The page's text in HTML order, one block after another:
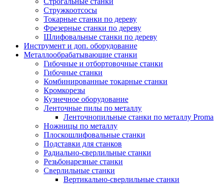
Стружкоотсосы
Токарные станки по дереву
Фрезерные станки по дереву
Шлифовальные станки по дереву
Инструмент и доп. оборудование
Металлообрабатывающие станки
Гибочные и отбортовочные станки
Гибочные станки
Комбинированные токарные станки
Кромкорезы
Кузнечное оборудование
Ленточные пилы по металлу
Ленточнопильные станки по металлу Proma
Ножницы по металлу
Плоскошлифовальные станки
Подставки для станков
Радиально-сверлильные станки
Резьбонарезные станки
Сверлильные станки
Вертикально-сверлильные станки